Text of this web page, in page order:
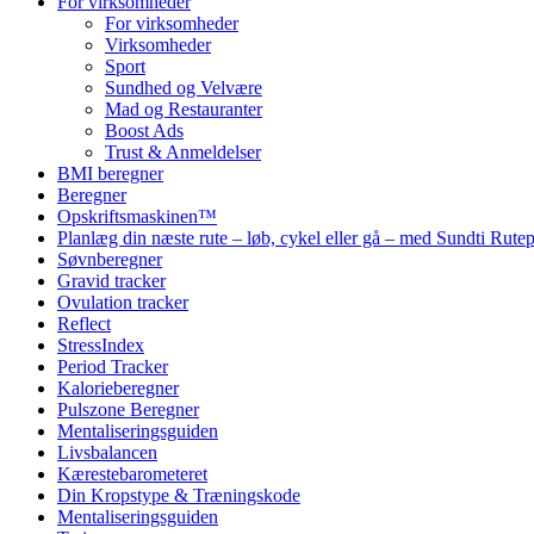
For virksomheder
Virksomheder
Sport
Sundhed og Velvære
Mad og Restauranter
Boost Ads
Trust & Anmeldelser
BMI beregner
Beregner
Opskriftsmaskinen™
Planlæg din næste rute – løb, cykel eller gå – med Sundti
Søvnberegner
Gravid tracker
Ovulation tracker
Reflect
StressIndex
Period Tracker
Kalorieberegner
Pulszone Beregner
Mentaliseringsguiden
Livsbalancen
Kærestebarometeret
Din Kropstype & Træningskode
Mentaliseringsguiden